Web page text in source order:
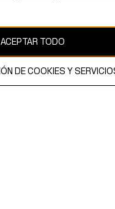
por copyright y es
ACEPTAR TODO
DE COOKIES Y